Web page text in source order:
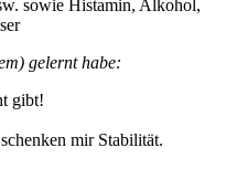
sowie Histamin, Alkohol,
gelernt habe:
gibt!
mir Stabilität.